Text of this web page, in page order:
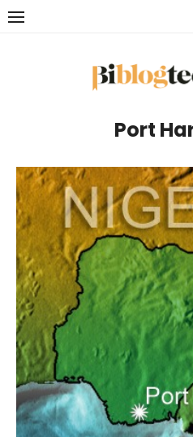
Saltar
Port